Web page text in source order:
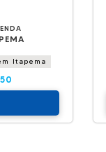
Itapema